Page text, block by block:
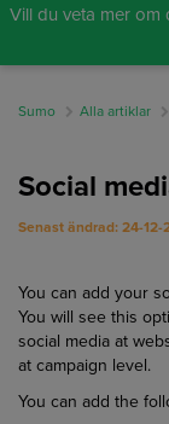
Vill du veta mer om
Sumo Alla artiklar
Social
Senast ändrad: 24-12-
You can add your
You will see this
social media at
at campaign level.
You can add the